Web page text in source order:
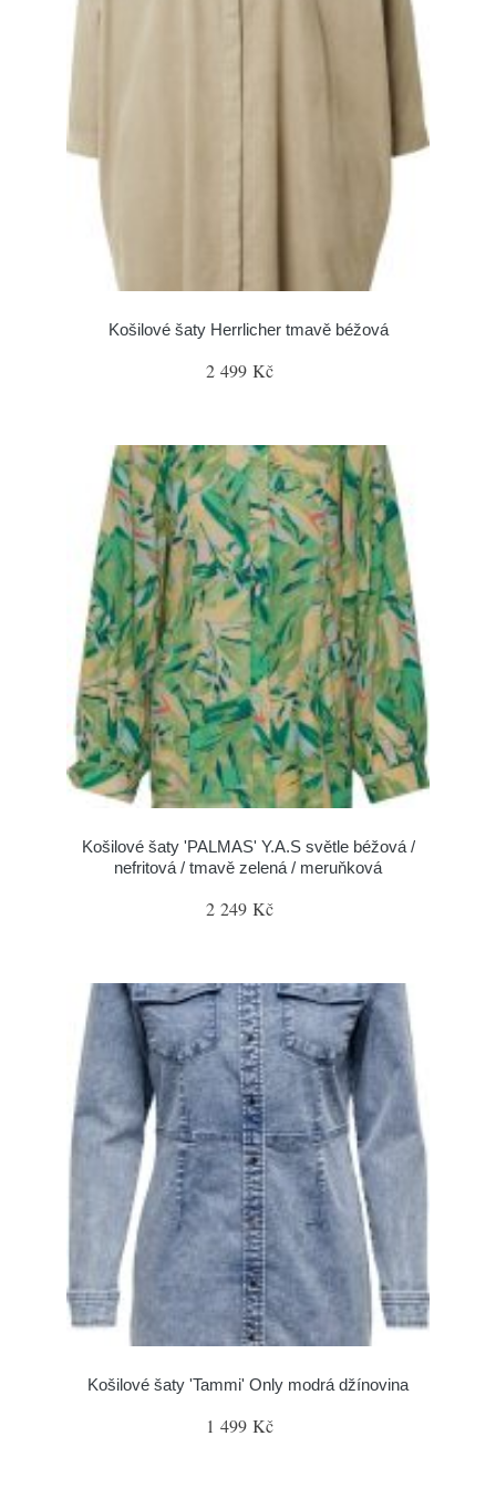
Košilové šaty Herrlicher tmavě béžová
2 499 Kč
Košilové šaty 'PALMAS' Y.A.S světle béžová /
nefritová / tmavě zelená / meruňková
2 249 Kč
Košilové šaty 'Tammi' Only modrá džínovina
1 499 Kč